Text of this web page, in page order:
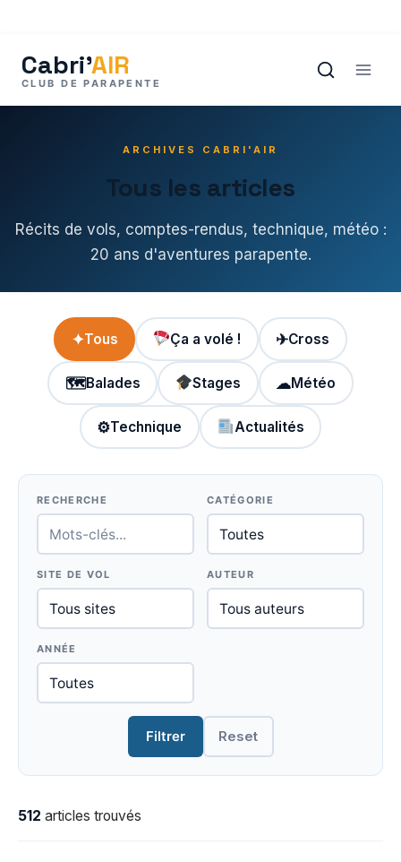
contenu
ARCHIVES CABRI'AIR
Tous les articles
Récits de vols, comptes-rendus, technique, météo :
20 ans d'aventures parapente.
✦Tous Ça a volé ! ✈Cross
🗺Balades Stages ☁Météo
⚙Technique Actualités
RECHERCHE CATÉGORIE
SITE DE VOL AUTEUR
ANNÉE
Filtrer Reset
512 articles trouvés